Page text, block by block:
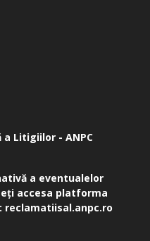
a eventualelor
accesa platforma
reclamatiisal.anpc.ro